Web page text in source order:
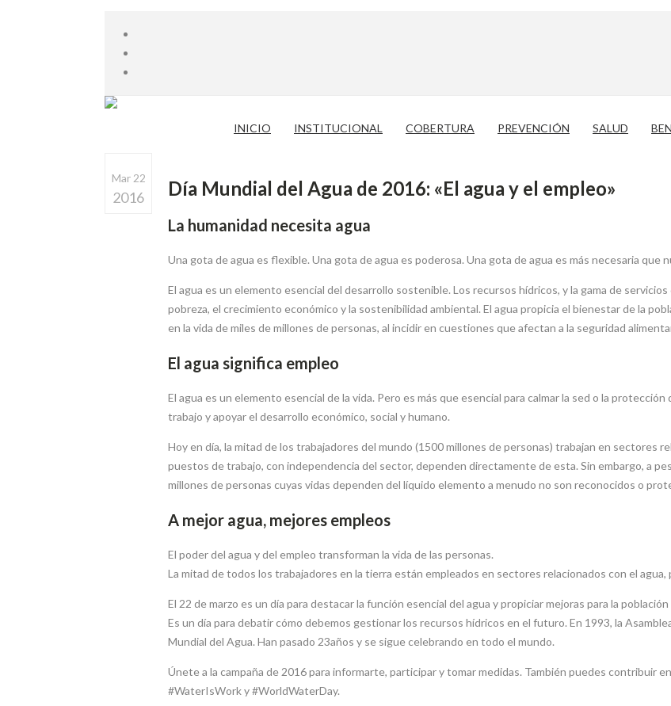
INICIO INSTITUCIONAL COBERTURA PREVENCIÓN SALUD
Mar 22
2016 Día Mundial del Agua de 2016: «El agua y el empleo»
La humanidad necesita agua
Una gota de agua es flexible. Una gota de agua es poderosa. Una gota de agua es más necesaria que
El agua es un elemento esencial del desarrollo sostenible. Los recursos hídricos, y la gama de
pobreza, el crecimiento económico y la sostenibilidad ambiental. El agua propicia el bienestar de la
en la vida de miles de millones de personas, al incidir en cuestiones que afectan a la seguridad
El agua significa empleo
El agua es un elemento esencial de la vida. Pero es más que esencial para calmar la sed o la
trabajo y apoyar el desarrollo económico, social y humano.
Hoy en día, la mitad de los trabajadores del mundo (1500 millones de personas) trabajan en sectores
puestos de trabajo, con independencia del sector, dependen directamente de esta. Sin embargo, a
millones de personas cuyas vidas dependen del líquido elemento a menudo no son reconocidos o
A mejor agua, mejores empleos
El poder del agua y del empleo transforman la vida de las personas.
La mitad de todos los trabajadores en la tierra están empleados en sectores relacionados con el
El 22 de marzo es un día para destacar la función esencial del agua y propiciar mejoras para la
Es un día para debatir cómo debemos gestionar los recursos hídricos en el futuro. En 1993, la
Mundial del Agua. Han pasado 23años y se sigue celebrando en todo el mundo.
Únete a la campaña de 2016 para informarte, participar y tomar medidas. También puedes contribuir
#WaterIsWork y #WorldWaterDay.